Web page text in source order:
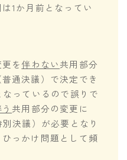
1か月前となってい
を伴わない共用部分
通決議）で決定でき
っているので誤りで
う共用部分の変更に
決議）が必要となり
っかけ問題として頻